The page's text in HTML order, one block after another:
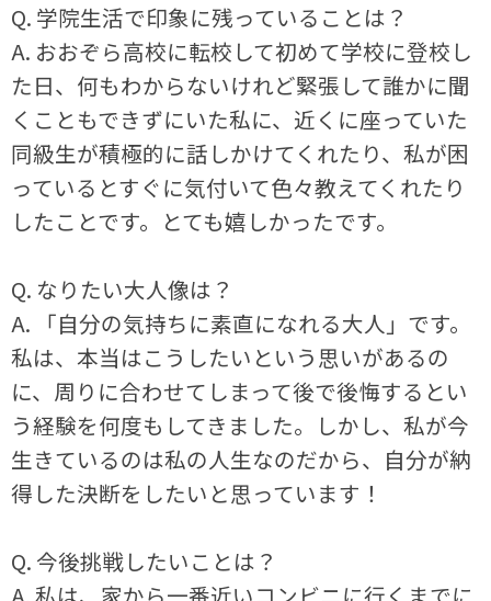
Q. 学院生活で印象に残っていることは？
A. おおぞら高校に転校して初めて学校に登校し
た日、何もわからないけれど緊張して誰かに聞
くこともできずにいた私に、近くに座っていた
同級生が積極的に話しかけてくれたり、私が困
っているとすぐに気付いて色々教えてくれたり
したことです。とても嬉しかったです。
Q. なりたい大人像は？
A. 「自分の気持ちに素直になれる大人」です。
私は、本当はこうしたいという思いがあるの
に、周りに合わせてしまって後で後悔するとい
う経験を何度もしてきました。しかし、私が今
生きているのは私の人生なのだから、自分が納
得した決断をしたいと思っています！
Q. 今後挑戦したいことは？